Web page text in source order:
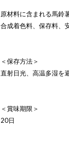
原材料に含まれる馬鈴
合成着色料、保存料、
＜保存方法＞
直射日光、高温多湿を
＜賞味期限＞
20日